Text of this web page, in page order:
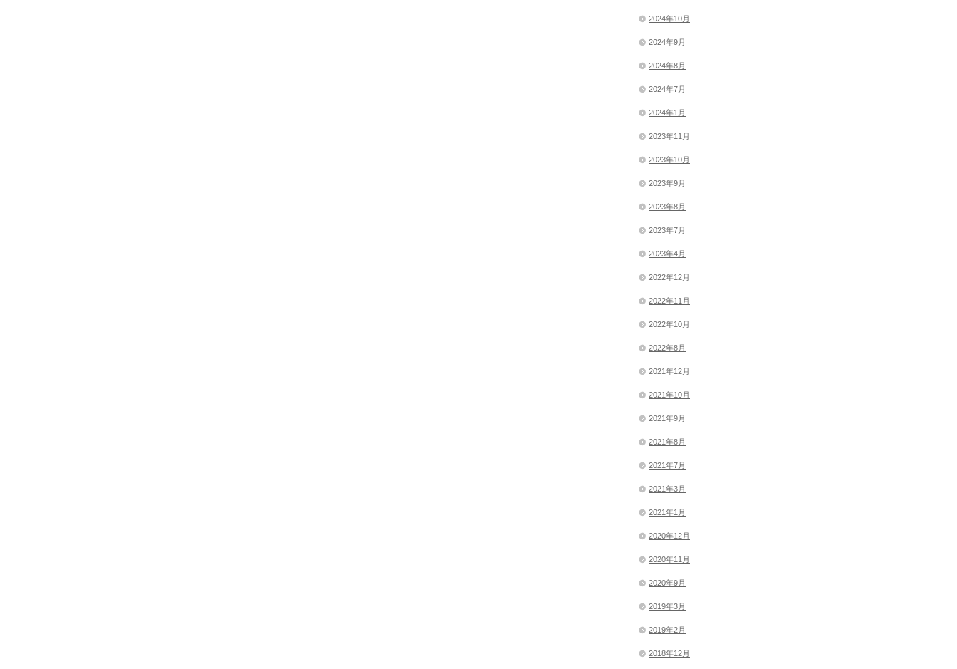
2024年10月
2024年9月
2024年8月
2024年7月
2024年1月
2023年11月
2023年10月
2023年9月
2023年8月
2023年7月
2023年4月
2022年12月
2022年11月
2022年10月
2022年8月
2021年12月
2021年10月
2021年9月
2021年8月
2021年7月
2021年3月
2021年1月
2020年12月
2020年11月
2020年9月
2019年3月
2019年2月
2018年12月